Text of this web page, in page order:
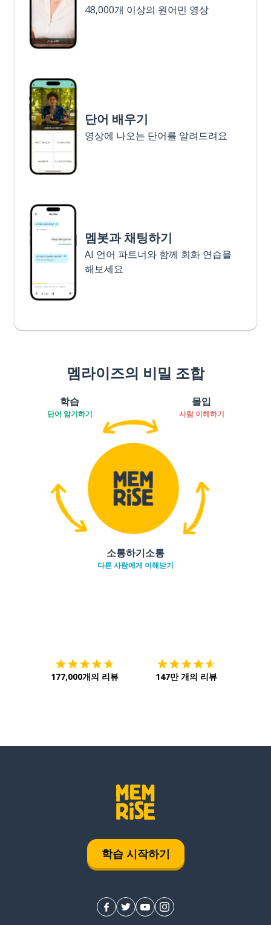
48,000개 이상의 원어민 영상
단어 배우기
영상에 나오는 단어를 알려드려요
멤봇과 채팅하기
AI 언어 파트너와 함께 회화 연습을
해보세요
멤라이즈의 비밀 조합
학습
단어 암기하기
몰입
사람 이해하기
소통하기소통
다른 사람에게 이해받기
177,000개의 리뷰 147만 개의 리뷰
학습 시작하기